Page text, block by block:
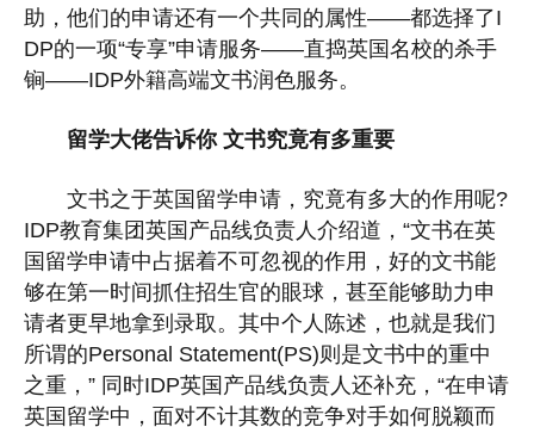
助，他们的申请还有一个共同的属性——都选择了I
DP的一项“专享”申请服务——直捣英国名校的杀手
锏——IDP外籍高端文书润色服务。
留学大佬告诉你 文书究竟有多重要
文书之于英国留学申请，究竟有多大的作用呢?
IDP教育集团英国产品线负责人介绍道，“文书在英
国留学申请中占据着不可忽视的作用，好的文书能
够在第一时间抓住招生官的眼球，甚至能够助力申
请者更早地拿到录取。其中个人陈述，也就是我们
所谓的Personal Statement(PS)则是文书中的重中
之重，” 同时IDP英国产品线负责人还补充，“在申请
英国留学中，面对不计其数的竞争对手如何脱颖而